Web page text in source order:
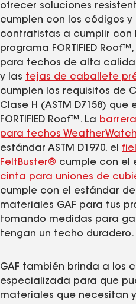
ofrecer soluciones
cumplen con los códigos
contratistas a cumplir con
programa FORTIFIED
para techos de alta
y las tejas de caballete
cumplen los requisitos de
Clase H (ASTM D7158)
FORTIFIED Roof™. La
para techos
estándar ASTM D1970, el
FeltBuster® cumple con el
cinta para uniones de
cumple con el estándar de
materiales GAF para tus
tomando medidas para
tengan un techo duradero.
GAF también brinda a los
especializada para que
materiales que necesitan